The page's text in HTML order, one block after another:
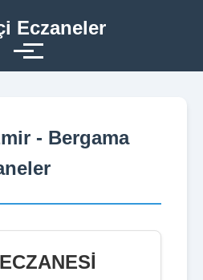
Eczaneler
- Bergama